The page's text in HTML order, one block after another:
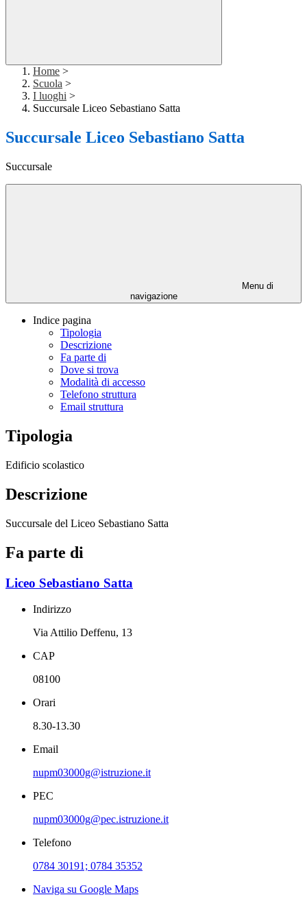
Home >
Scuola >
I luoghi >
Succursale Liceo Sebastiano Satta
Succursale Liceo Sebastiano Satta
Succursale
Menu di
navigazione
Indice pagina
Tipologia
Descrizione
Fa parte di
Dove si trova
Modalità di accesso
Telefono struttura
Email struttura
Tipologia
Edificio scolastico
Descrizione
Succursale del Liceo Sebastiano Satta
Fa parte di
Liceo Sebastiano Satta
Indirizzo
Via Attilio Deffenu, 13
CAP
08100
Orari
8.30-13.30
Email
nupm03000g@istruzione.it
PEC
nupm03000g@pec.istruzione.it
Telefono
0784 30191; 0784 35352
Naviga su Google Maps